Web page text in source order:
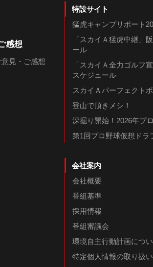
感想
見・ご感想
特設サイト
猛虎キャンプリポート
「スカイＡ猛虎中継」
ール
「スカイＡ全力ゴルフ
スケジュール
スカイＡパーフェクト
登山で頂きメシ！
深掘り開始！2026年プ
第1回プロ野球仮想ドラ
会社案内
会社概要
番組基準
採用情報
番組審議会
環境自主行動計画につ
特定個人情報の取り扱